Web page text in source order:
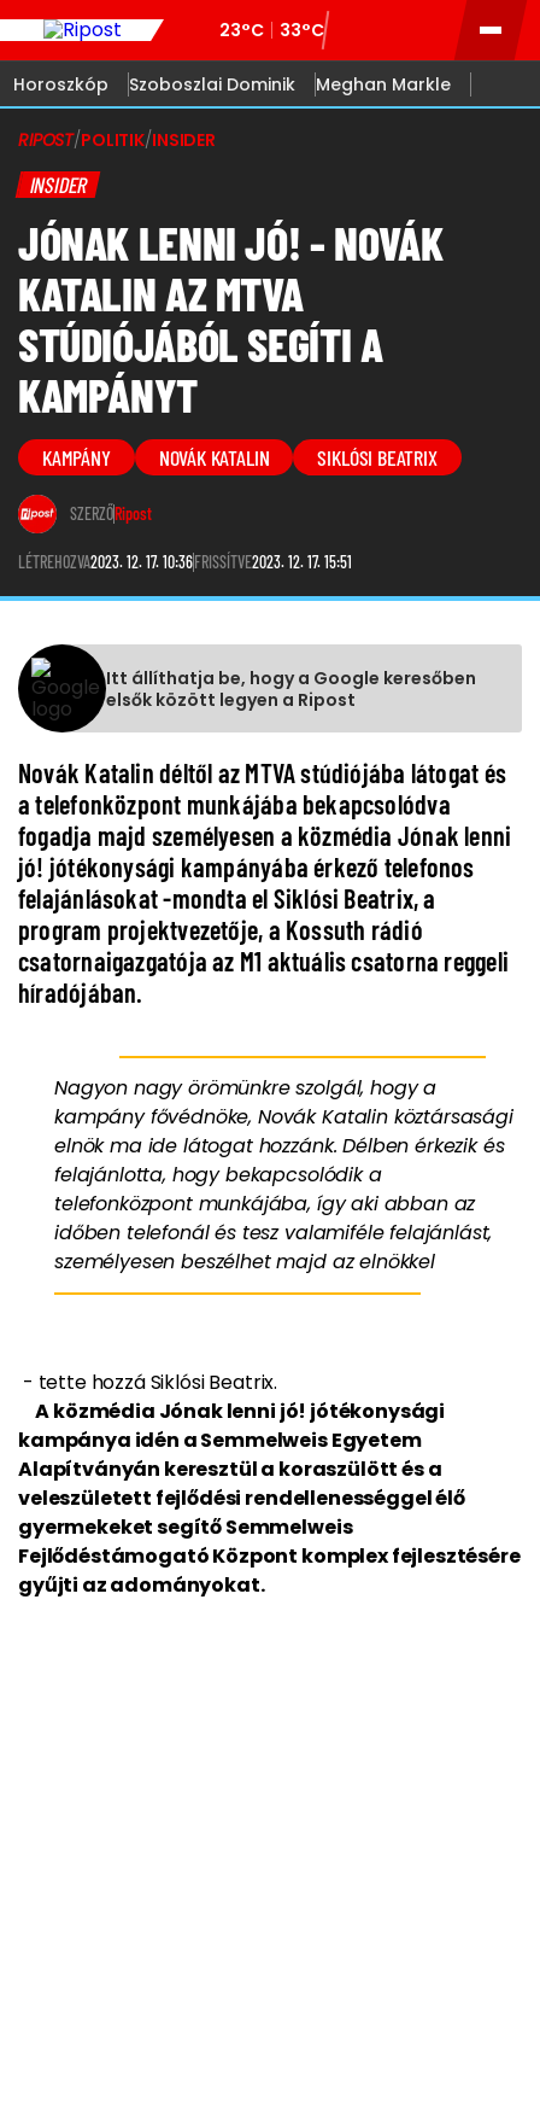
23°C 33°C
Horoszkóp Szoboszlai Dominik Meghan Markle
RIPOST/POLITIK/INSIDER
INSIDER
JÓNAK LENNI JÓ! - NOVÁK
KATALIN AZ MTVA
STÚDIÓJÁBÓL SEGÍTI A
KAMPÁNYT
KAMPÁNY NOVÁK KATALIN SIKLÓSI BEATRIX
SZERZŐRipost
LÉTREHOZVA2023. 12. 17. 10:36FRISSÍTVE2023. 12. 17. 15:51
Itt állíthatja be, hogy a Google keresőben
elsők között legyen a Ripost
Novák Katalin déltől az MTVA stúdiójába látogat és
a telefonközpont munkájába bekapcsolódva
fogadja majd személyesen a közmédia Jónak lenni
jó! jótékonysági kampányába érkező telefonos
felajánlásokat -mondta el Siklósi Beatrix, a
program projektvezetője, a Kossuth rádió
csatornaigazgatója az M1 aktuális csatorna reggeli
híradójában.
Nagyon nagy örömünkre szolgál, hogy a
kampány fővédnöke, Novák Katalin köztársasági
elnök ma ide látogat hozzánk. Délben érkezik és
felajánlotta, hogy bekapcsolódik a
telefonközpont munkájába, így aki abban az
időben telefonál és tesz valamiféle felajánlást,
személyesen beszélhet majd az elnökkel
- tette hozzá Siklósi Beatrix.
A közmédia Jónak lenni jó! jótékonysági
kampánya idén a Semmelweis Egyetem
Alapítványán keresztül a koraszülött és a
veleszületett fejlődési rendellenességgel élő
gyermekeket segítő Semmelweis
Fejlődéstámogató Központ komplex fejlesztésére
gyűjti az adományokat.